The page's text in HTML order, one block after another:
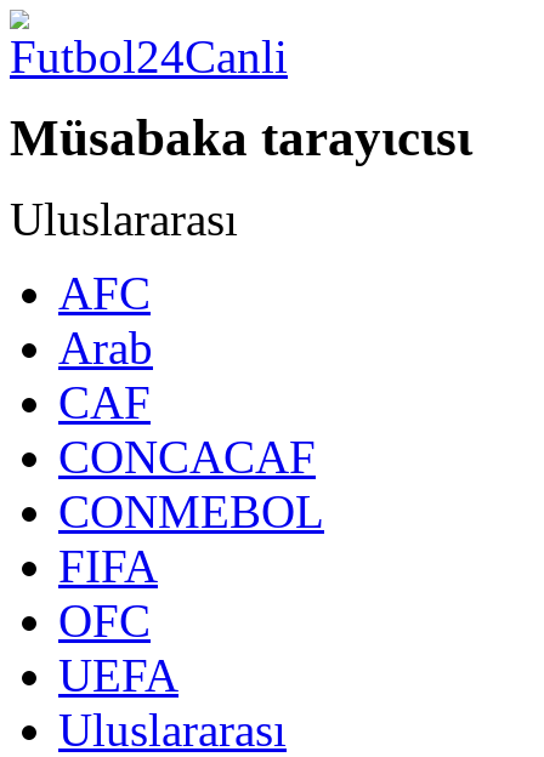
Müsabaka tarayιcιsι
Uluslararası
AFC
Arab
CAF
CONCACAF
CONMEBOL
FIFA
OFC
UEFA
Uluslararası